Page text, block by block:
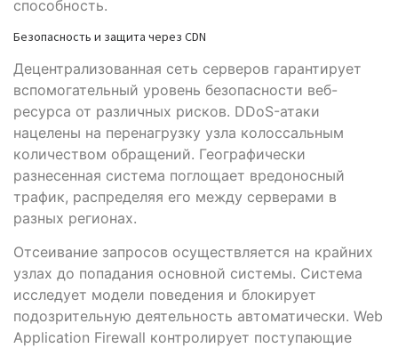
способность.
Безопасность и защита через CDN
Децентрализованная сеть серверов гарантирует
вспомогательный уровень безопасности веб-
ресурса от различных рисков. DDoS-атаки
нацелены на перенагрузку узла колоссальным
количеством обращений. Географически
разнесенная система поглощает вредоносный
трафик, распределяя его между серверами в
разных регионах.
Отсеивание запросов осуществляется на крайних
узлах до попадания основной системы. Система
исследует модели поведения и блокирует
подозрительную деятельность автоматически. Web
Application Firewall контролирует поступающие